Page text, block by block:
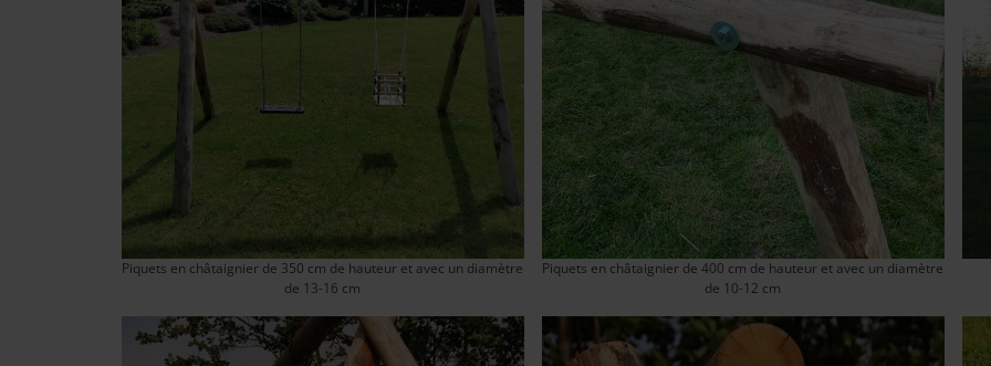
Piquets en châtaignier de 350 cm de hauteur et avec un diamètre
de 13-16 cm
Piquets en châtaignier de 400 cm de hauteur et avec un diamètre
de 10-12 cm